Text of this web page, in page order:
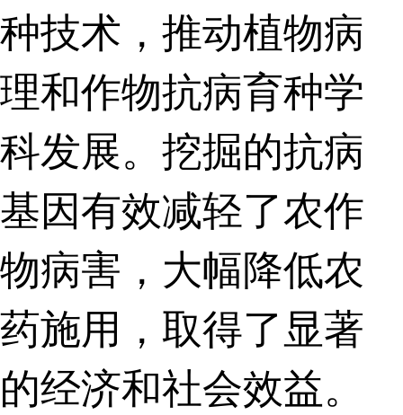
种技术，推动植物病
理和作物抗病育种学
科发展。挖掘的抗病
基因有效减轻了农作
物病害，大幅降低农
药施用，取得了显著
的经济和社会效益。